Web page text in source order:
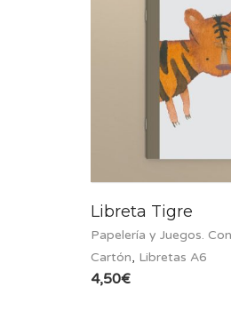
Libreta Tigre
Papelería y Juegos.
Cartón, Libretas A6
4,50€